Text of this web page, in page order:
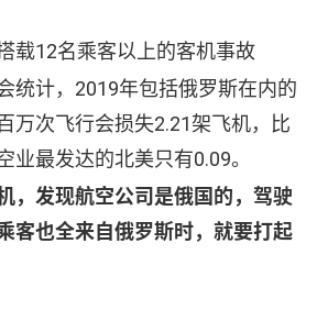
载12名乘客以上的客机事故
统计，2019年包括俄罗斯在内的
万次飞行会损失2.21架飞机，比
业最发达的北美只有0.09。
，发现航空公司是俄国的，驾驶
客也全来自俄罗斯时，就要打起